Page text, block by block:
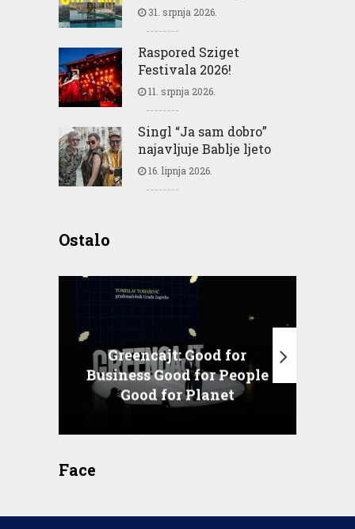
31. srpnja 2026.
Raspored Sziget
Festivala 2026!
11. srpnja 2026.
Singl “Ja sam dobro”
najavljuje Bablje ljeto
16. lipnja 2026.
Ostalo
Greencajt: Good for
Business Good for People
Good for Planet
Face